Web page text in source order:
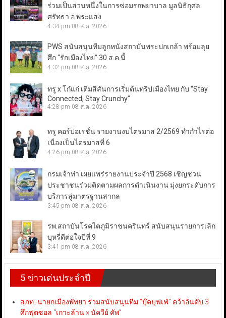
ร่วมเป็นส่วนหนึ่งในการซ่อมรถพยาบาล มูลนิธิกุศล
ศรัทธา อ.พระแสง
4:34 pm 08 ส.ค. 2026
PWS สนับสนุนทีมลูกหนังสถาบันพระปกเกล้า พร้อมลุย
ศึก “รักเมืองไทย” 30 ส.ค.นี้
4:32 pm 08 ส.ค. 2026
ทรู x โก๋แก่ เติมสีสันการเริ่มต้นทริปเมืองไทย กับ “Stay
Connected, Stay Crunchy”
4:28 pm 08 ส.ค. 2026
ทรู คอร์ปอเรชั่น รายงานงบไตรมาส 2/2569 ทำกำไรต่อ
เนื่องเป็นไตรมาสที่ 6
4:26 pm 08 ส.ค. 2026
กรมเจ้าท่า เผยแพร่รายงานประจำปี 2568 เชิญชวน
ประชาชนร่วมติดตามผลการดำเนินงาน มุ่งยกระดับการ
บริการสู่มาตรฐานสากล
3:45 pm 08 ส.ค. 2026
รพ.สถาบันโรคไตภูมิราชนครินทร์ สนับสนุนรายการเลิก
บุหรี่ดีต่อใจปีที่ 9
3:41 pm 08 ส.ค. 2026
5 ข่าวเด่นประจำปี
สภท.-นายกเมืองพัทยา ร่วมสนับสนุนทีม “บุ๊คบุฟเฟ่” คว้าอันดับ 3
ศึกฟุตซอล “เกาะล้าน × นัควีย์ คัพ”